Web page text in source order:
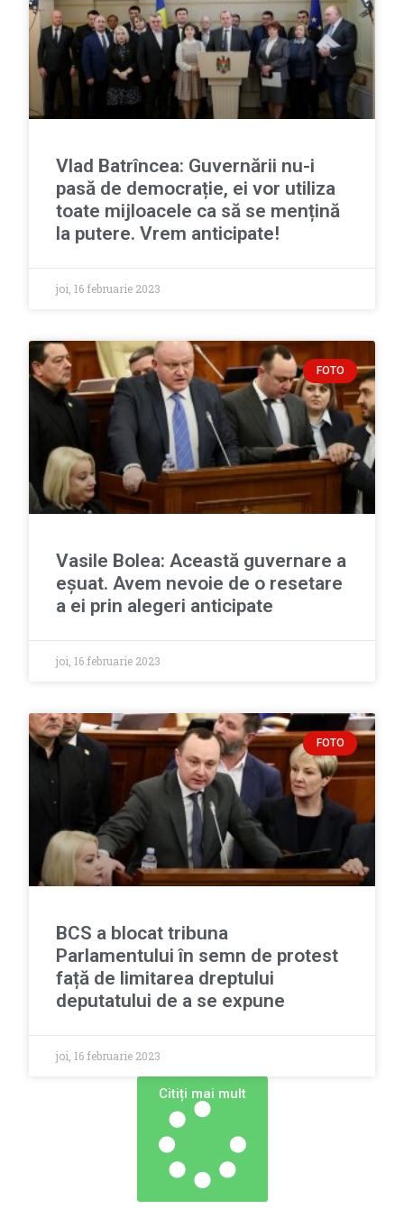
Vlad Batrîncea: Guvernării nu-i
pasă de democrație, ei vor utiliza
toate mijloacele ca să se mențină
la putere. Vrem anticipate!
joi, 16 februarie 2023
FOTO
Vasile Bolea: Această guvernare a
eșuat. Avem nevoie de o resetare
a ei prin alegeri anticipate
joi, 16 februarie 2023
FOTO
BCS a blocat tribuna
Parlamentului în semn de protest
față de limitarea dreptului
deputatului de a se expune
joi, 16 februarie 2023
Сitiți mai mult